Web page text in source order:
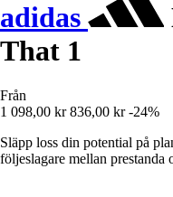
adidas
That 1
Från
1 098,00 kr 836,00 kr -24%
Släpp loss din potential på
följeslagare mellan prestanda